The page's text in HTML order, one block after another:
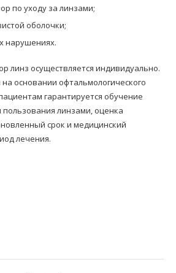
по уходу за линзами;
оболочки;
нарушениях.
линз осуществляется индивидуально.
основании офтальмологического
гарантируется обучение
пользования линзами, оценка
срок и медицинский
лечения.